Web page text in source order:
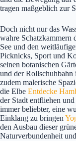
tragen maßgeblich zur
Doch nicht nur das
wahre Schatzkammern
See und den
Picknicks, Sport und
seinen botanischen
und der Rollschuhbahn
zudem malerische
die Elbe Entdecke
der Stadt entfliehen
immer beliebter, eine
Einklang zu bringen
den Ausbau dieser
Naturverbundenheit